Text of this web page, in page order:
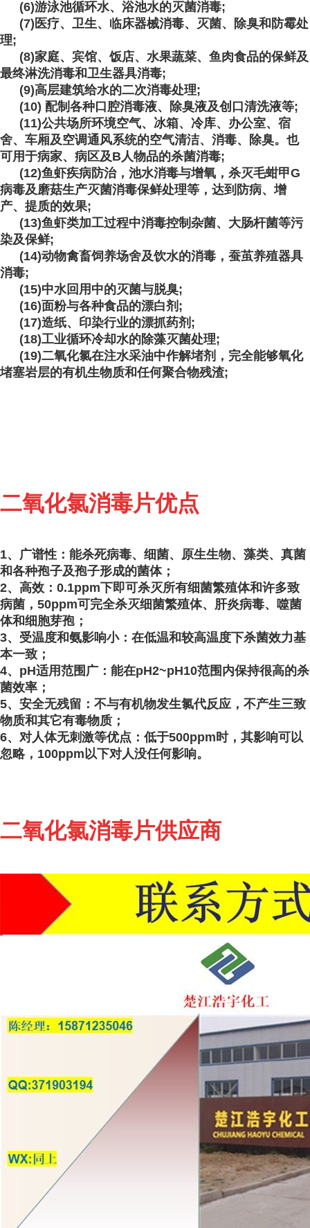
(6)游泳池循环水、浴池水的灭菌消毒;
(7)医疗、卫生、临床器械消毒、灭菌、除臭和防霉处
理;
(8)家庭、宾馆、饭店、水果蔬菜、鱼肉食品的保鲜及
最终淋洗消毒和卫生器具消毒;
(9)高层建筑给水的二次消毒处理;
(10) 配制各种口腔消毒液、除臭液及创口清洗液等;
(11)公共场所环境空气、冰箱、冷库、办公室、宿
舍、车厢及空调通风系统的空气清洁、消毒、除臭。也
可用于病家、病区及B人物品的杀菌消毒;
(12)鱼虾疾病防治，池水消毒与增氧，杀灭毛蚶甲G
病毒及磨菇生产灭菌消毒保鲜处理等，达到防病、增
产、提质的效果;
(13)鱼虾类加工过程中消毒控制杂菌、大肠杆菌等污
染及保鲜;
(14)动物禽畜饲养场舍及饮水的消毒，蚕茧养殖器具
消毒;
(15)中水回用中的灭菌与脱臭;
(16)面粉与各种食品的漂白剂;
(17)造纸、印染行业的漂抓药剂;
(18)工业循环冷却水的除藻灭菌处理;
(19)二氧化氯在注水采油中作解堵剂，完全能够氧化
堵塞岩层的有机生物质和任何聚合物残渣;
二氧化氯消毒片优点
1、广谱性：能杀死病毒、细菌、原生生物、藻类、真菌
和各种孢子及孢子形成的菌体；
2、高效：0.1ppm下即可杀灭所有细菌繁殖体和许多致
病菌，50ppm可完全杀灭细菌繁殖体、肝炎病毒、噬菌
体和细胞芽孢 ；
3、受温度和氨影响小：在低温和较高温度下杀菌效力基
本一致；
4、pH适用范围广：能在pH2~pH10范围内保持很高的杀
菌效率；
5、安全无残留：不与有机物发生氯代反应，不产生三致
物质和其它有毒物质；
6、对人体无刺激等优点：低于500ppm时，其影响可以
忽略，100ppm以下对人没任何影响。
二氧化氯消毒片供应商